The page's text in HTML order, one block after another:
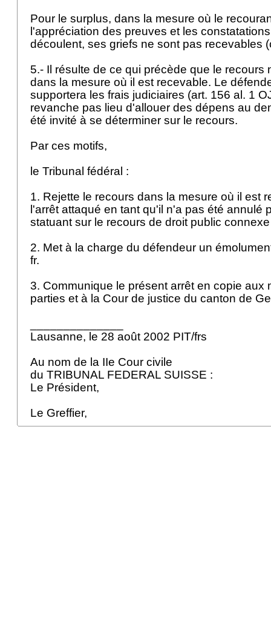
Pour le surplus, dans la mesure où le
l'appréciation des preuves et les
découlent, ses griefs ne sont pas recevables
5.- Il résulte de ce qui précède que le recours
dans la mesure où il est recevable. Le
supportera les frais judiciaires (art. 156 al. 1
revanche pas lieu d'allouer des dépens au
été invité à se déterminer sur le recours.
Par ces motifs,
le Tribunal fédéral :
1. Rejette le recours dans la mesure où il est
l'arrêt attaqué en tant qu'il n'a pas été annulé
statuant sur le recours de droit public
2. Met à la charge du défendeur un
fr.
3. Communique le présent arrêt en copie aux
parties et à la Cour de justice du canton de
Lausanne, le 28 août 2002 PIT/frs
Au nom de la IIe Cour civile
du TRIBUNAL FEDERAL SUISSE :
Le Président,
Le Greffier,